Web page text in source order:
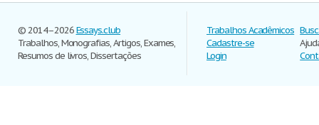
© 2014–2026Essays.club
Trabalhos, Monografias, Artigos, Exames,
Resumos de livros, Dissertações
Trabalhos Acadêmicos
Cadastre-se
Login